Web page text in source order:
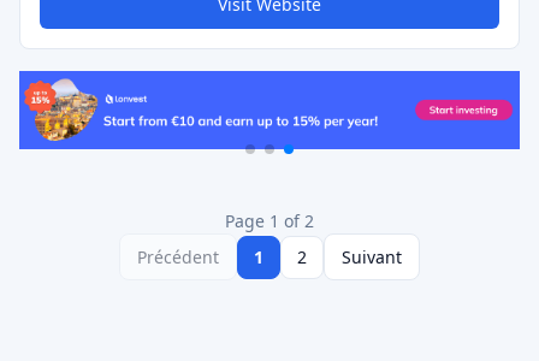
Page 1 of 2
Précédent
1 2 Suivant